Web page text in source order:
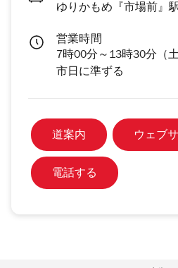
ゆりかもめ『市場前』
営業時間
7時00分～13時30分（
市日に準ずる
道案内 ウェブ
電話する